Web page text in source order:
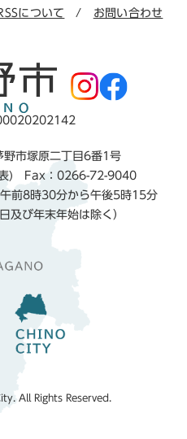
について お問い合わせ
市塚原二丁目6番1号
) Fax：0266-72-9040
前8時30分から午後5時15分
及び年末年始は除く）
All Rights Reserved.